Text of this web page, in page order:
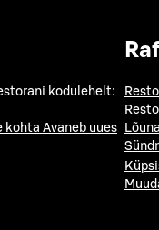
kodulehelt:
kohta Avaneb uues